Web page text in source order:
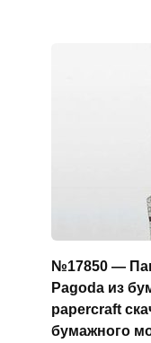
№17850 —
Pagoda из
papercraft
бумажного